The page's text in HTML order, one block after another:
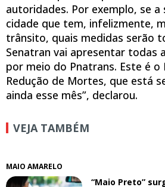
autoridades. Por exemplo, se a
cidade que tem, infelizmente,
trânsito, quais medidas serão
Senatran vai apresentar todas
por meio do Pnatrans. Este é o
Redução de Mortes, que está
ainda esse mês”, declarou.
VEJA TAMBÉM
MAIO AMARELO
“Maio Preto”